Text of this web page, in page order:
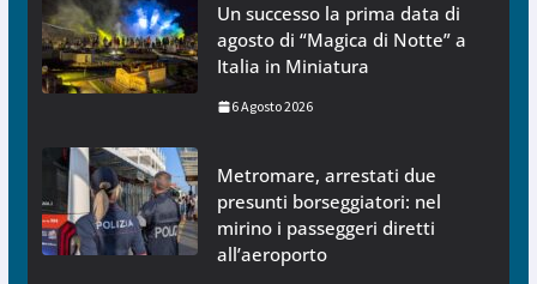
Un successo la prima data di
agosto di “Magica di Notte” a
Italia in Miniatura
6 Agosto 2026
Metromare, arrestati due
presunti borseggiatori: nel
mirino i passeggeri diretti
all’aeroporto